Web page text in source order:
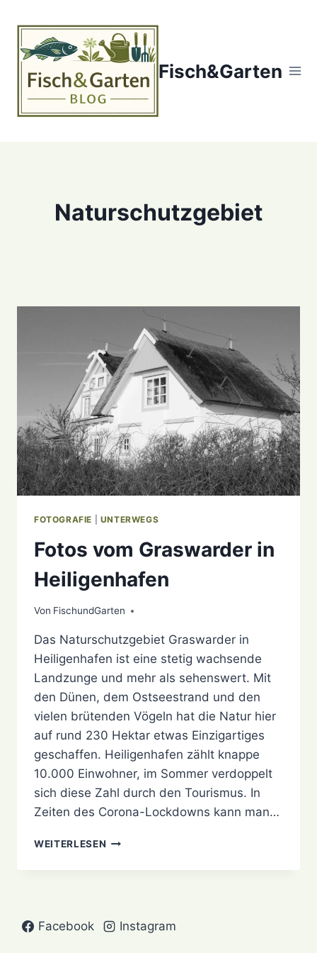
Inhalt
springen
Fisch&Garten
Naturschutzgebiet
FOTOGRAFIE UNTERWEGS
Fotos vom Graswarder in
Heiligenhafen
Von FischundGarten
22. Dezember 2020
Das Naturschutzgebiet Graswarder in
Heiligenhafen ist eine stetig wachsende
Landzunge und mehr als sehenswert. Mit
den Dünen, dem Ostseestrand und den
vielen brütenden Vögeln hat die Natur hier
auf rund 230 Hektar etwas Einzigartiges
geschaffen. Heiligenhafen zählt knappe
10.000 Einwohner, im Sommer verdoppelt
sich diese Zahl durch den Tourismus. In
Zeiten des Corona-Lockdowns kann man…
WEITERLESEN FOTOS
GRASWARDER
Facebook Instagram